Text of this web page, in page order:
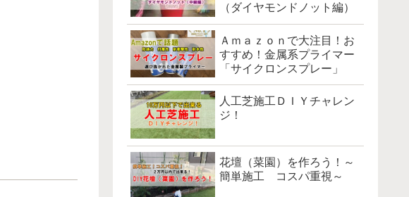
（ダイヤモンドノット編）
Ａｍａｚｏｎで大注目！お
すすめ！金属系プライマー
「サイクロンスプレー」
人工芝施工ＤＩＹチャレン
ジ！
花壇（菜園）を作ろう！～
簡単施工 コスパ重視～